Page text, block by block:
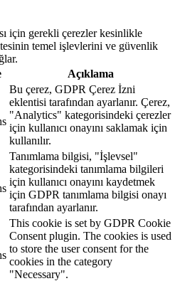
için gerekli çerezler kesinlikle
temel işlevlerini ve güvenlik
Açıklama
Bu çerez, GDPR Çerez İzni
eklentisi tarafından ayarlanır. Çerez,
"Analytics" kategorisindeki çerezler
için kullanıcı onayını saklamak için
kullanılır.
Tanımlama bilgisi, "İşlevsel"
kategorisindeki tanımlama bilgileri
için kullanıcı onayını kaydetmek
için GDPR tanımlama bilgisi onayı
tarafından ayarlanır.
This cookie is set by GDPR Cookie
Consent plugin. The cookies is used
to store the user consent for the
cookies in the category
"Necessary".